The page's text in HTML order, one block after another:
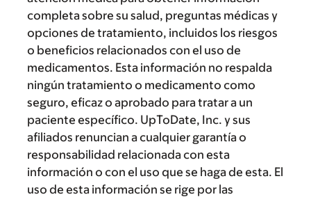
completa sobre su salud, preguntas médicas y
opciones de tratamiento, incluidos los riesgos
o beneficios relacionados con el uso de
medicamentos. Esta información no respalda
ningún tratamiento o medicamento como
seguro, eficaz o aprobado para tratar a un
paciente específico. UpToDate, Inc. y sus
afiliados renuncian a cualquier garantía o
responsabilidad relacionada con esta
información o con el uso que se haga de esta. El
uso de esta información se rige por las